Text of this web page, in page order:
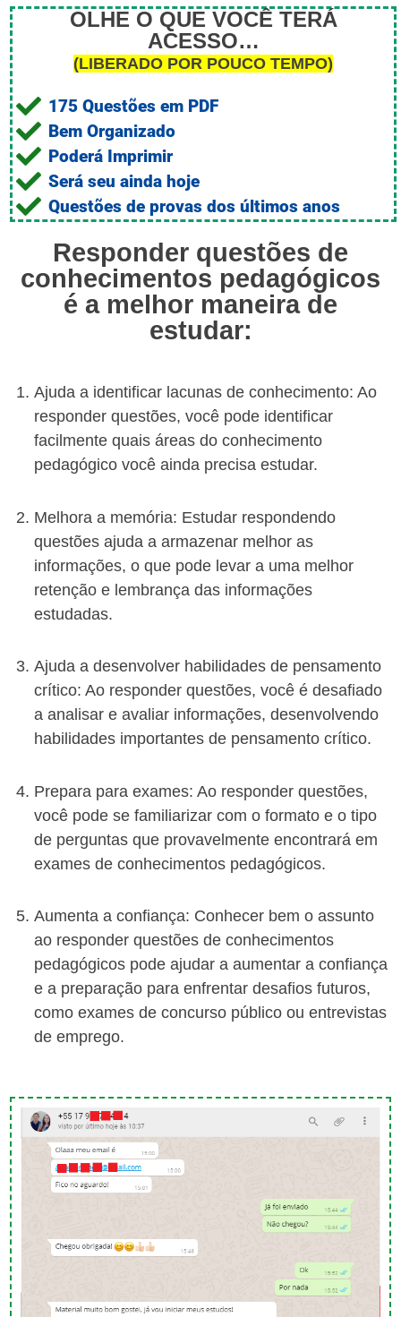
OLHE O QUE VOCÊ TERÁ
ACESSO…
(LIBERADO POR POUCO TEMPO)
175 Questões em PDF
Bem Organizado
Poderá Imprimir
Será seu ainda hoje
Questões de provas dos últimos anos
Responder questões de
conhecimentos pedagógicos
é a melhor maneira de
estudar:
Ajuda a identificar lacunas de conhecimento: Ao
responder questões, você pode identificar
facilmente quais áreas do conhecimento
pedagógico você ainda precisa estudar.
Melhora a memória: Estudar respondendo
questões ajuda a armazenar melhor as
informações, o que pode levar a uma melhor
retenção e lembrança das informações
estudadas.
Ajuda a desenvolver habilidades de pensamento
crítico: Ao responder questões, você é desafiado
a analisar e avaliar informações, desenvolvendo
habilidades importantes de pensamento crítico.
Prepara para exames: Ao responder questões,
você pode se familiarizar com o formato e o tipo
de perguntas que provavelmente encontrará em
exames de conhecimentos pedagógicos.
Aumenta a confiança: Conhecer bem o assunto
ao responder questões de conhecimentos
pedagógicos pode ajudar a aumentar a confiança
e a preparação para enfrentar desafios futuros,
como exames de concurso público ou entrevistas
de emprego.